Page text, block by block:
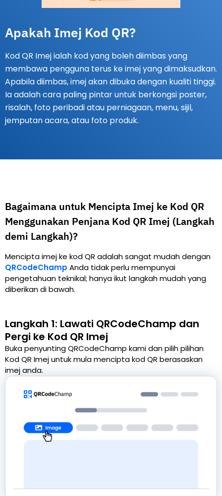
Apakah Imej Kod QR?
Kod QR Imej ialah kod yang boleh diimbas yang
membawa pengguna terus ke imej yang dimaksudkan.
Apabila diimbas, imej akan dibuka dengan kualiti tinggi.
Ia adalah cara paling pintar untuk berkongsi poster,
risalah, foto peribadi atau perniagaan, menu, sijil,
jemputan acara, atau foto produk.
Bagaimana untuk Mencipta Imej ke Kod QR
Menggunakan Penjana Kod QR Imej (Langkah
demi Langkah)?
Mencipta imej ke kod QR adalah sangat mudah dengan
QRCodeChamp Anda tidak perlu mempunyai
pengetahuan teknikal; hanya ikut langkah mudah yang
diberikan di bawah.
Langkah 1: Lawati QRCodeChamp dan
Pergi ke Kod QR Imej
Buka penyunting QRCodeChamp kami dan pilih pilihan
Kod QR Imej untuk mula mencipta kod QR berasaskan
imej anda.